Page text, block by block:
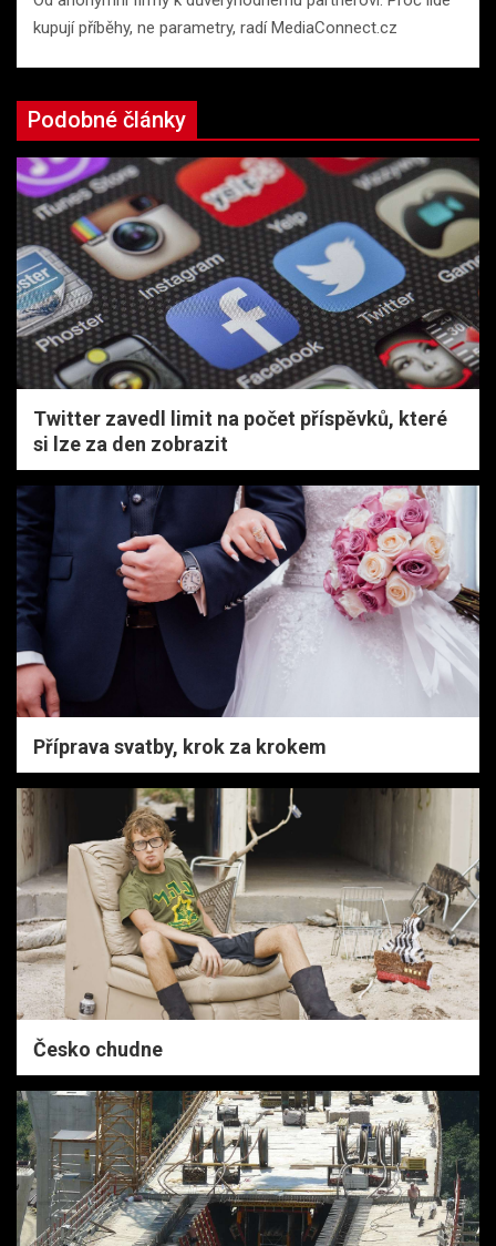
kupují příběhy, ne parametry, radí MediaConnect.cz
Podobné články
Twitter zavedl limit na počet příspěvků, které
si lze za den zobrazit
Příprava svatby, krok za krokem
Česko chudne